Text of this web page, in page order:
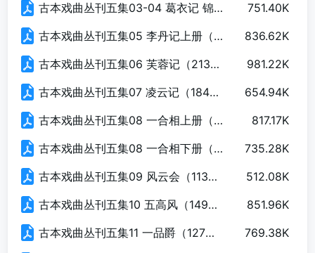
古本戏曲丛刊五集03-04 葛衣记 锦西厢（205页）.pdf
751.40K
古本戏曲丛刊五集05 李丹记上册（159页）.pdf
836.62K
古本戏曲丛刊五集06 芙蓉记（213页）.pdf
981.22K
古本戏曲丛刊五集07 凌云记（184页）.pdf
654.94K
古本戏曲丛刊五集08 一合相上册（215页）.pdf
817.17K
古本戏曲丛刊五集08 一合相下册（189页）.pdf
735.28K
古本戏曲丛刊五集09 风云会（113页）.pdf
512.08K
古本戏曲丛刊五集10 五高风（149页）.pdf
851.96K
古本戏曲丛刊五集11 一品爵（127页）.pdf
769.38K